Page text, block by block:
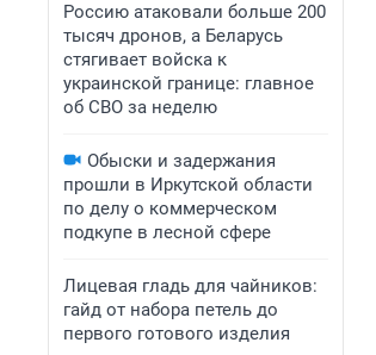
Россию атаковали больше 200
тысяч дронов, а Беларусь
стягивает войска к
украинской границе: главное
об СВО за неделю
Обыски и задержания
прошли в Иркутской области
по делу о коммерческом
подкупе в лесной сфере
Лицевая гладь для чайников:
гайд от набора петель до
первого готового изделия